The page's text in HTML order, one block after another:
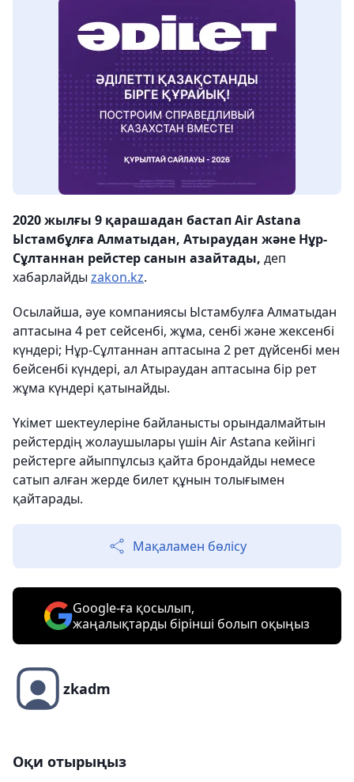
2020 жылғы 9 қарашадан бастап Air Astana
Ыстамбұлға Алматыдан, Атыраудан және Нұр-
Сұлтаннан рейстер санын азайтады, деп
хабарлайды zakon.kz.
Осылайша, әуе компаниясы Ыстамбулға Алматыдан
аптасына 4 рет сейсенбі, жұма, сенбі және жексенбі
күндері; Нұр-Сұлтаннан аптасына 2 рет дүйсенбі мен
бейсенбі күндері, ал Атыраудан аптасына бір рет
жұма күндері қатынайды.
Үкімет шектеулеріне байланысты орындалмайтын
рейстердің жолаушылары үшін Air Astana кейінгі
рейстерге айыппұлсыз қайта брондайды немесе
сатып алған жерде билет құнын толығымен
қайтарады.
Мақаламен бөлісу
Google-ға қосылып,
жаңалықтарды бірінші болып оқыңыз
zkadm
Оқи отырыңыз